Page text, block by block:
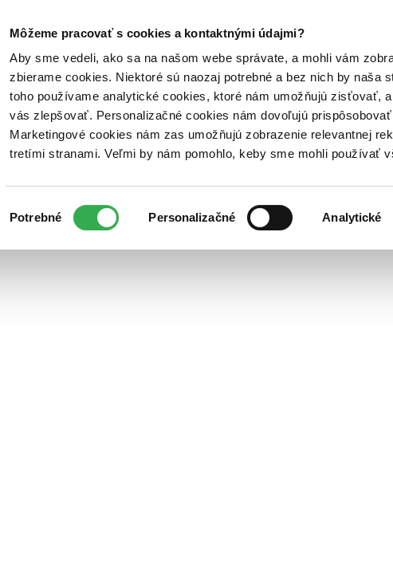
Môžeme pracovať s cookies a kontaktnými údajmi?
Aby sme vedeli, ako sa na našom webe správate, a mohli vám
zbierame cookies. Niektoré sú naozaj potrebné a bez nich by naša
toho používame analytické cookies, ktoré nám umožňujú zisťovať,
vás zlepšovať. Personalizačné cookies nám dovoľujú
Marketingové cookies nám zas umožňujú zobrazenie relevantnej
tretími stranami. Veľmi by nám pomohlo, keby sme mohli používať
súhlasu
Potrebné Personalizačné Analytické
Poukážky Kontakt